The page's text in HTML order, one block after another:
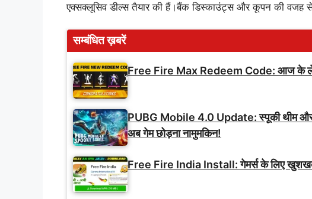
एक्सक्लूसिव डील्स तैयार की हैं।बैंक डिस्काउंट्स और कूपन की वजह से
सम्बंधित ख़बरें
Free Fire Max Redeem Code: आज के
PUBG Mobile 4.0 Update: स्पूकी थीम और
अब गेम छोड़ना नामुमकिन!
Free Fire India Install: गेमर्स के लिए